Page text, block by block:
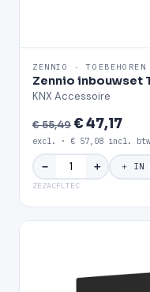
ZENNIO · TOEBEHOREN
Zennio inbouwset
KNX Accessoire
€ 55,49€ 47,17
excl. · € 57,08 incl.
− ＋ ＋ IN
ZEZACFLTEC